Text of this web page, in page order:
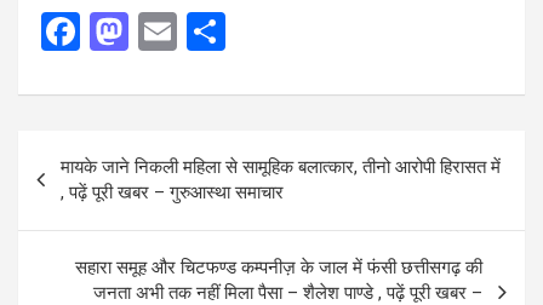
F
ce
b
o
o
k
M
st
o
d
o
n
E
ail ar
e
navigation
मायके जाने निकली महिला से सामूहिक बलात्कार, तीनो आरोपी हिरासत में
, पढ़ें पूरी खबर – गुरुआस्था समाचार
सहारा समूह और चिटफण्ड कम्पनीज़ के जाल में फंसी छत्तीसगढ़ की
जनता अभी तक नहीं मिला पैसा – शैलेश पाण्डे , पढ़ें पूरी खबर –